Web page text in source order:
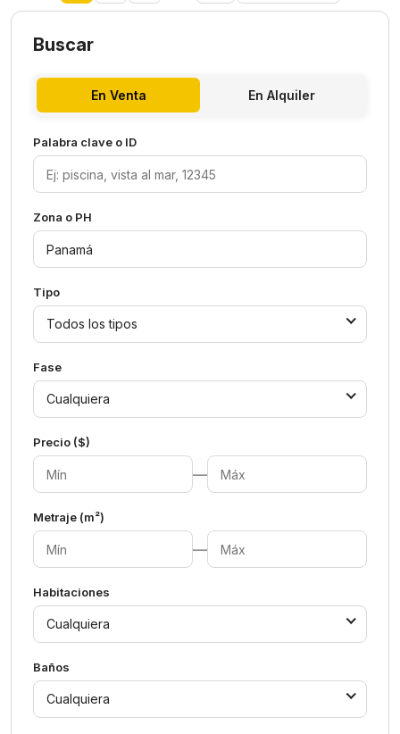
Buscar
En Venta En Alquiler
Palabra clave o ID
Zona o PH
Tipo
Todos los tipos
Fase
Cualquiera
Precio ($)
—
Metraje (m²)
—
Habitaciones
Cualquiera
Baños
Cualquiera